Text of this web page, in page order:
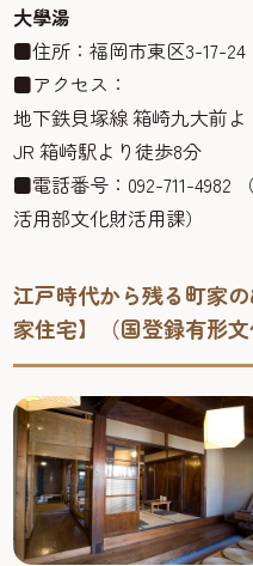
大學湯
■住所：福岡市東区3-17-24
■アクセス：
地下鉄貝塚線 箱崎九大前
JR 箱崎駅より徒歩8分
■電話番号：092-711-4982
活用部文化財活用課）
江戸時代から残る町家
家住宅】（国登録有形文